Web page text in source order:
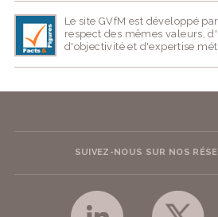
Le site GVfM est développé par
respect des mêmes valeurs,
d'objectivité et d'expertise
SUIVEZ-NOUS SUR NOS